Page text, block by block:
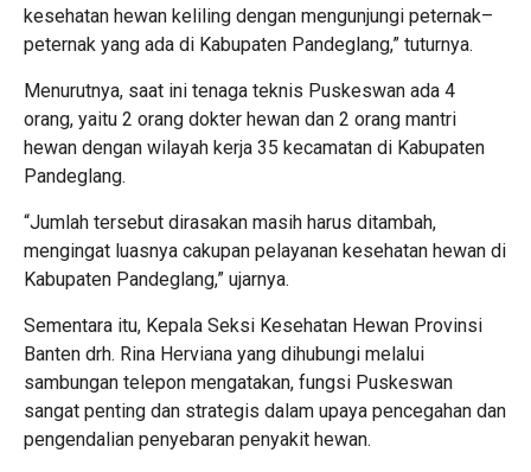
kesehatan hewan keliling dengan mengunjungi peternak–
peternak yang ada di Kabupaten Pandeglang,” tuturnya.
Menurutnya, saat ini tenaga teknis Puskeswan ada 4
orang, yaitu 2 orang dokter hewan dan 2 orang mantri
hewan dengan wilayah kerja 35 kecamatan di Kabupaten
Pandeglang.
“Jumlah tersebut dirasakan masih harus ditambah,
mengingat luasnya cakupan pelayanan kesehatan hewan di
Kabupaten Pandeglang,” ujarnya.
Sementara itu, Kepala Seksi Kesehatan Hewan Provinsi
Banten drh. Rina Herviana yang dihubungi melalui
sambungan telepon mengatakan, fungsi Puskeswan
sangat penting dan strategis dalam upaya pencegahan dan
pengendalian penyebaran penyakit hewan.